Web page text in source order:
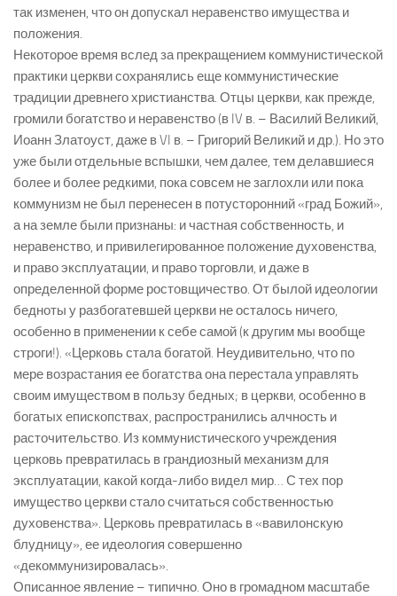
так изменен, что он допускал неравенство имущества и
положения.
Некоторое время вслед за прекращением коммунистической
практики церкви сохранялись еще коммунистические
традиции древнего христианства. Отцы церкви, как прежде,
громили богатство и неравенство (в IV в. – Василий Великий,
Иоанн Златоуст, даже в VI в. – Григорий Великий и др.). Но это
уже были отдельные вспышки, чем далее, тем делавшиеся
более и более редкими, пока совсем не заглохли или пока
коммунизм не был перенесен в потусторонний «град Божий»,
а на земле были признаны: и частная собственность, и
неравенство, и привилегированное положение духовенства,
и право эксплуатации, и право торговли, и даже в
определенной форме ростовщичество. От былой идеологии
бедноты у разбогатевшей церкви не осталось ничего,
особенно в применении к себе самой (к другим мы вообще
строги!). «Церковь стала богатой. Неудивительно, что по
мере возрастания ее богатства она перестала управлять
своим имуществом в пользу бедных; в церкви, особенно в
богатых епископствах, распространились алчность и
расточительство. Из коммунистического учреждения
церковь превратилась в грандиозный механизм для
эксплуатации, какой когда-либо видел мир… С тех пор
имущество церкви стало считаться собственностью
духовенства». Церковь превратилась в «вавилонскую
блудницу», ее идеология совершенно
«декоммунизировалась».
Описанное явление – типично. Оно в громадном масштабе